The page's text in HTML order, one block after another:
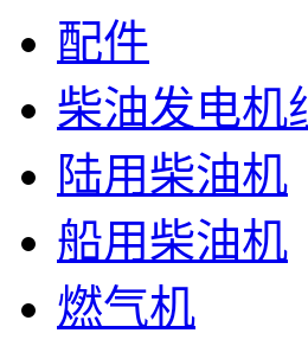
配件
柴油发电机
陆用柴油机
船用柴油机
燃气机